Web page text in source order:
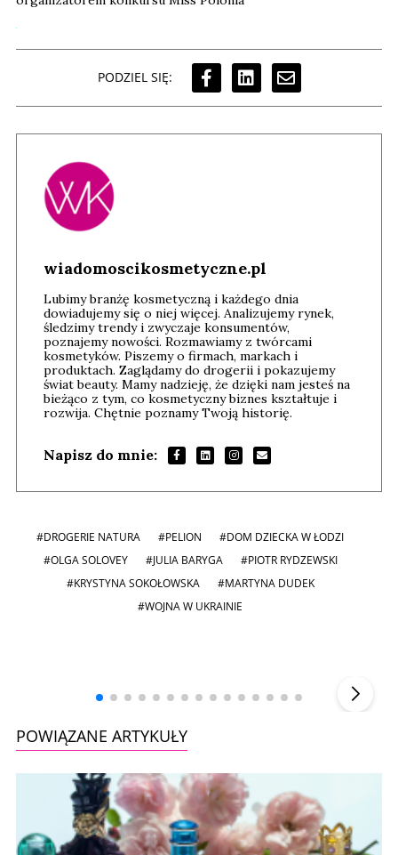
PODZIEL SIĘ:
wiadomoscikosmetyczne.pl
Lubimy branżę kosmetyczną i każdego dnia
dowiadujemy się o niej więcej. Analizujemy rynek,
śledzimy trendy i zwyczaje konsumentów,
poznajemy nowości. Rozmawiamy z twórcami
kosmetyków. Piszemy o firmach, markach i
produktach. Zaglądamy do drogerii i pokazujemy
świat beauty. Mamy nadzieję, że dzięki nam jesteś na
bieżąco z tym, co kosmetyczny biznes kształtuje i
rozwija. Chętnie poznamy Twoją historię.
Napisz do mnie:
#DROGERIE NATURA #PELION
#DOM DZIECKA W ŁODZI
#OLGA SOLOVEY
#JULIA BARYGA
#PIOTR RYDZEWSKI
#KRYSTYNA SOKOŁOWSKA
#MARTYNA DUDEK
#WOJNA W UKRAINIE
POWIĄZANE ARTYKUŁY